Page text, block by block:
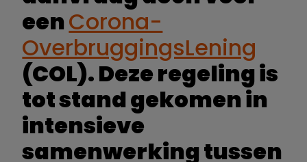
eenCorona-
OverbruggingsLening
(COL). Deze regeling is
tot stand gekomen in
intensieve
samenwerking tussen